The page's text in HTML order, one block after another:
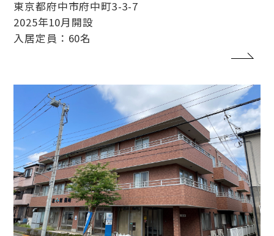
東京都府中市府中町3-3-7
2025年10月開設
入居定員：60名